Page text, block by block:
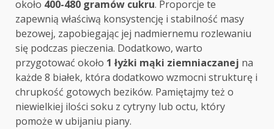
około 400-480 gramów cukru. Proporcje te
zapewnią właściwą konsystencję i stabilność masy
bezowej, zapobiegając jej nadmiernemu rozlewaniu
się podczas pieczenia. Dodatkowo, warto
przygotować około 1 łyżki mąki ziemniaczanej na
każde 8 białek, która dodatkowo wzmocni strukturę i
chrupkość gotowych bezików. Pamiętajmy też o
niewielkiej ilości soku z cytryny lub octu, który
pomoże w ubijaniu piany.